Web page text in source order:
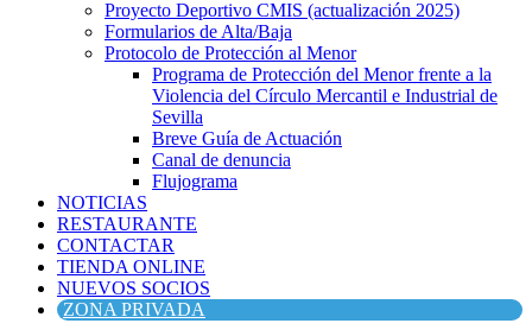
Proyecto Deportivo CMIS (actualización 2025)
Formularios de Alta/Baja
Protocolo de Protección al Menor
Programa de Protección del Menor frente a la
Violencia del Círculo Mercantil e Industrial de
Sevilla
Breve Guía de Actuación
Canal de denuncia
Flujograma
NOTICIAS
RESTAURANTE
CONTACTAR
TIENDA ONLINE
NUEVOS SOCIOS
ZONA PRIVADA